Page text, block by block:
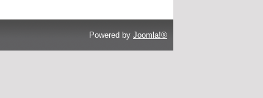
Powered by Joomla!®